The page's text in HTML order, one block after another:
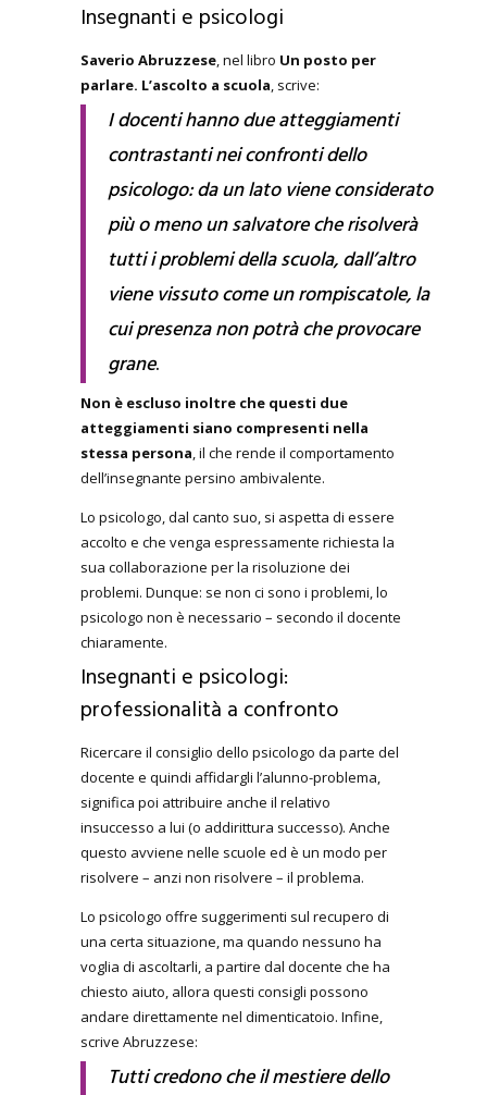
Insegnanti e psicologi
Saverio Abruzzese , nel libro Un posto per
parlare. L’ascolto a scuola , scrive:
I docenti hanno due atteggiamenti
contrastanti nei confronti dello
psicologo: da un lato viene considerato
più o meno un salvatore che risolverà
tutti i problemi della scuola, dall’altro
viene vissuto come un rompiscatole, la
cui presenza non potrà che provocare
grane.
Non è escluso inoltre che questi due
atteggiamenti siano compresenti nella
stessa persona , il che rende il comportamento
dell’insegnante persino ambivalente.
Lo psicologo, dal canto suo, si aspetta di essere
accolto e che venga espressamente richiesta la
sua collaborazione per la risoluzione dei
problemi. Dunque: se non ci sono i problemi, lo
psicologo non è necessario – secondo il docente
chiaramente.
Insegnanti e psicologi:
professionalità a confronto
Ricercare il consiglio dello psicologo da parte del
docente e quindi affidargli l’alunno-problema,
significa poi attribuire anche il relativo
insuccesso a lui (o addirittura successo). Anche
questo avviene nelle scuole ed è un modo per
risolvere – anzi non risolvere – il problema.
Lo psicologo offre suggerimenti sul recupero di
una certa situazione, ma quando nessuno ha
voglia di ascoltarli, a partire dal docente che ha
chiesto aiuto, allora questi consigli possono
andare direttamente nel dimenticatoio. Infine,
scrive Abruzzese:
Tutti credono che il mestiere dello